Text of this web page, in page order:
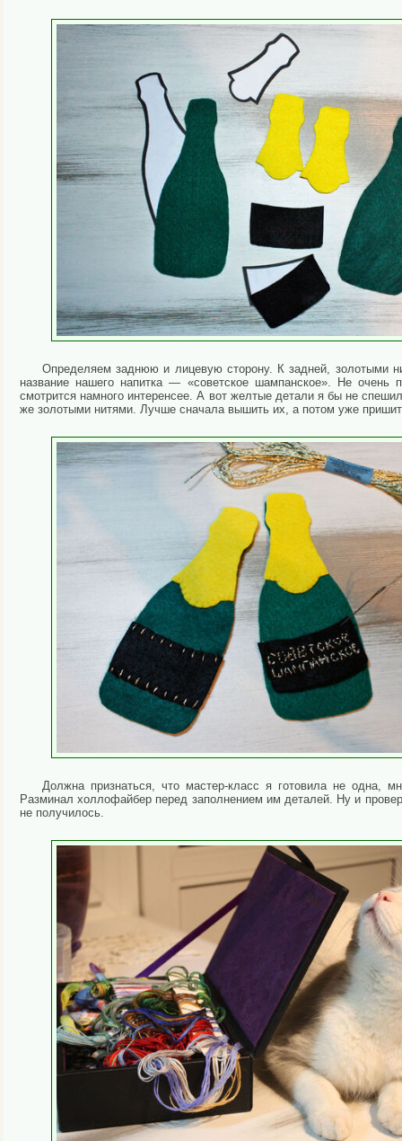
Определяем заднюю и лицевую сторону. К задней,
название нашего напитка — «советское шампанское». Не очень
смотрится намного интеренсее. А вот желтые детали я бы не
же золотыми нитями. Лучше сначала вышить их, а потом уже
Должна признаться, что мастер-класс я готовила не одна,
Разминал холлофайбер перед заполнением им деталей. Ну и
не получилось.